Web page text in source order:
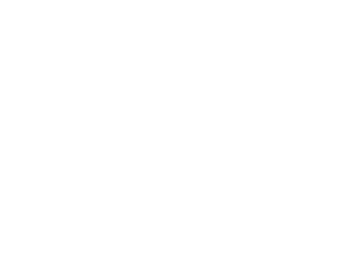
jídelní vybavení, vzrostlá zahrada
pračka